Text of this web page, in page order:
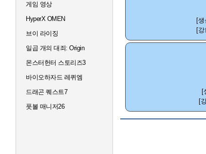
게임 영상
HyperX OMEN
브이 라이징
일곱 개의 대죄: Origin
몬스터헌터 스토리즈3
바이오하자드 레퀴엠
드래곤 퀘스트7
풋볼 매니저26
[생
[강
[
[